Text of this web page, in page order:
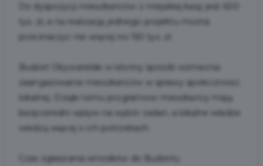
Do dyspozycji mieszkańców z miejskiej kasy jest 600
tys. zł, a na realizację jednego projektu można
przeznaczyć nie więcej niż 150 tys. zł.
Budżet Obywatelski w istotny sposób wzmacnia
zaangażowanie mieszkańców w sprawy społeczności
lokalnej. Dzięki temu programowi mieszkańcy mają
bezpośredni wpływ na wybór zadań, a lokalne władze
wiedzą więcej o ich potrzebach.
Czas zgłaszania wniosków do Budżetu